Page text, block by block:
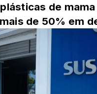
de mama
de 50% em